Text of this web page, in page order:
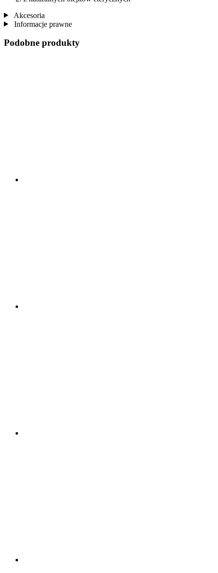
Akcesoria
Informacje prawne
Podobne produkty